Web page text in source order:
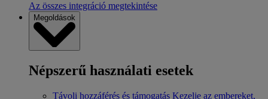
Az összes integráció megtekintése
Megoldások
Népszerű használati esetek
Távoli hozzáférés és támogatás Kezelje az embereket,